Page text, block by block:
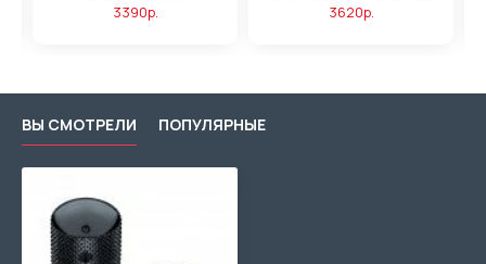
3390р. 3620р.
ВЫ СМОТРЕЛИ ПОПУЛЯРНЫЕ